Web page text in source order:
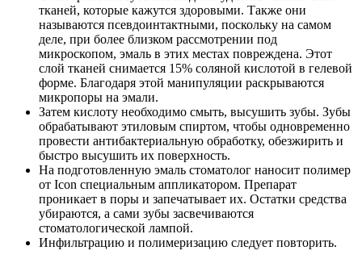
тканей, которые кажутся здоровыми. Также они
называются псевдоинтактными, поскольку на самом
деле, при более близком рассмотрении под
микроскопом, эмаль в этих местах повреждена. Этот
слой тканей снимается 15% соляной кислотой в гелевой
форме. Благодаря этой манипуляции раскрываются
микропоры на эмали.
Затем кислоту необходимо смыть, высушить зубы. Зубы
обрабатывают этиловым спиртом, чтобы одновременно
провести антибактериальную обработку, обезжирить и
быстро высушить их поверхность.
На подготовленную эмаль стоматолог наносит полимер
от Icon специальным аппликатором. Препарат
проникает в поры и запечатывает их. Остатки средства
убираются, а сами зубы засвечиваются
стоматологической лампой.
Инфильтрацию и полимеризацию следует повторить.